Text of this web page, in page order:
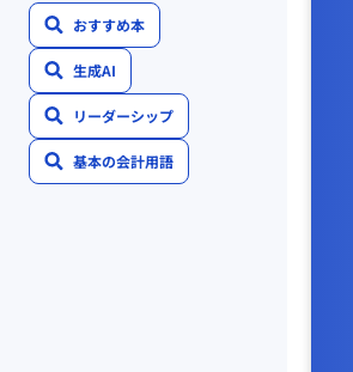
おすすめ本
生成AI
リーダーシップ
基本の会計用語